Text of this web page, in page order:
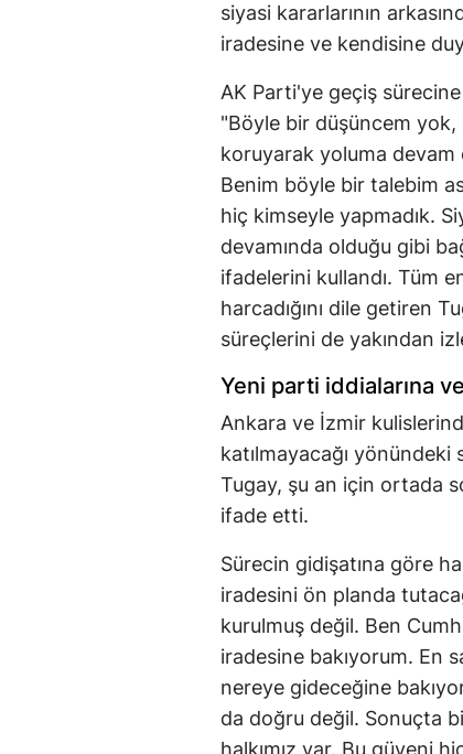
siyasi kararlarının
iradesine ve kendisine
AK Parti'ye geçiş
"Böyle bir düşüncem yok,
koruyarak yoluma
Benim böyle bir talebim
hiç kimseyle yapmadık.
devamında olduğu gibi
ifadelerini kullandı. Tüm
harcadığını dile getiren
süreçlerini de yakından
Yeni parti iddialarına
Ankara ve İzmir
katılmayacağı yönündeki
Tugay, şu an için ortada
ifade etti.
Sürecin gidişatına göre
iradesini ön planda
kurulmuş değil. Ben
iradesine bakıyorum. En
nereye gideceğine
da doğru değil. Sonuçta
halkımız var. Bu güveni